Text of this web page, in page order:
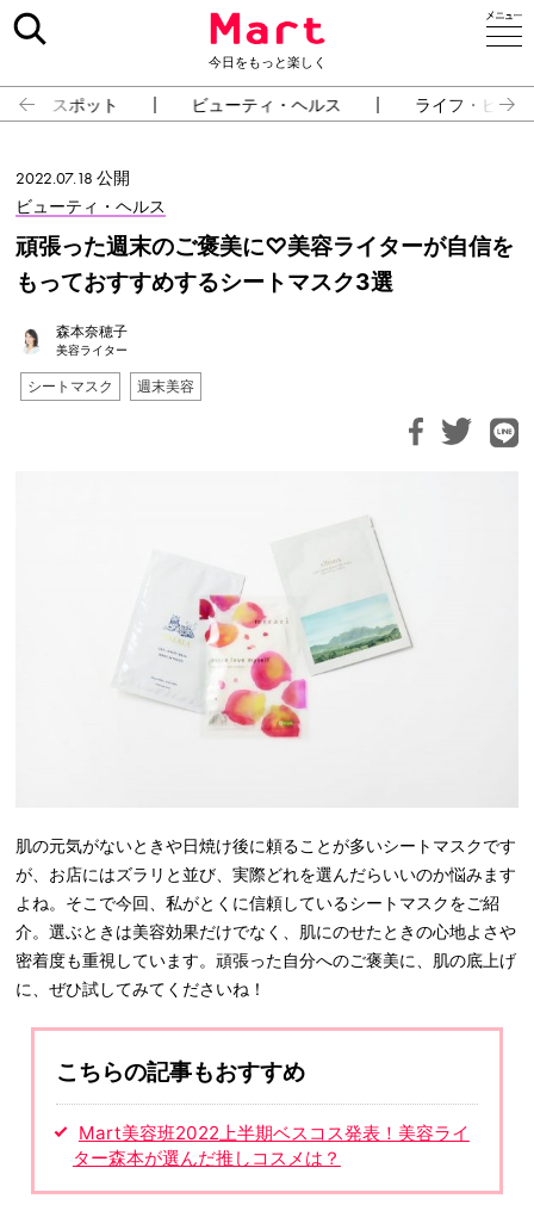
今日をもっと楽しく
スポット ビューティ・ヘルス ライフ・ピー
2022.07.18 公開
ビューティ・ヘルス
頑張った週末のご褒美に♡美容ライターが自信を
もっておすすめするシートマスク3選
森本奈穂子
美容ライター
シートマスク 週末美容
肌の元気がないときや日焼け後に頼ることが多いシートマスクです
が、お店にはズラリと並び、実際どれを選んだらいいのか悩みます
よね。そこで今回、私がとくに信頼しているシートマスクをご紹
介。選ぶときは美容効果だけでなく、肌にのせたときの心地よさや
密着度も重視しています。頑張った自分へのご褒美に、肌の底上げ
に、ぜひ試してみてくださいね！
こちらの記事もおすすめ
Mart美容班2022上半期ベスコス発表！美容ライ
ター森本が選んだ推しコスメは？